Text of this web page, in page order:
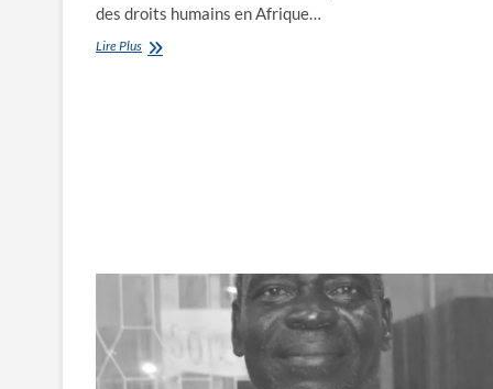
des droits humains en Afrique…
Lire PlusLe